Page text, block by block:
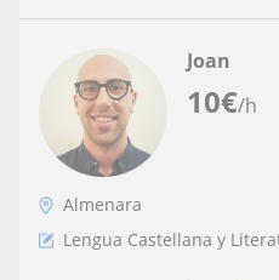
10€/h
Joan
Almenara
Lengua Castellana y